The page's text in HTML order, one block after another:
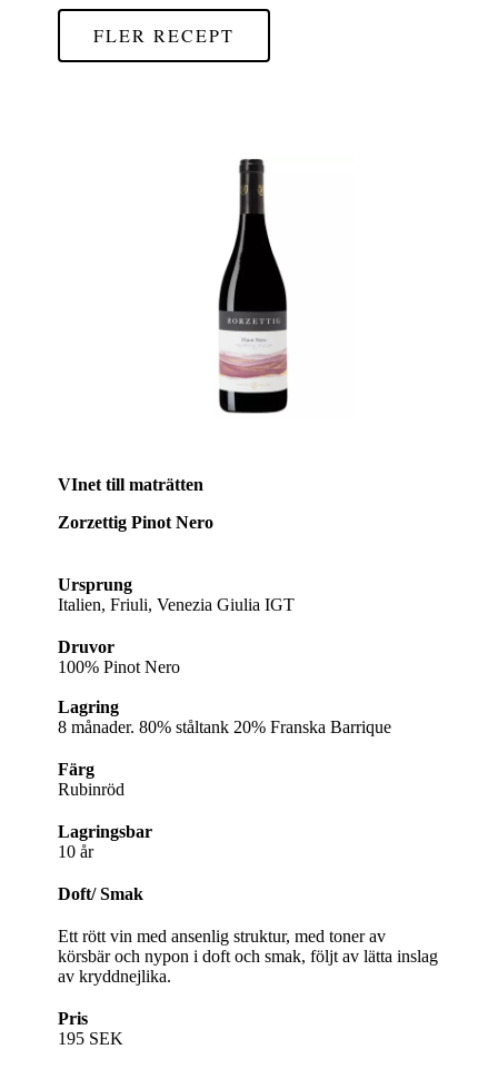
FLER RECEPT
VInet till maträtten
Zorzettig Pinot Nero
Ursprung
Italien, Friuli, Venezia Giulia IGT
Druvor
100% Pinot Nero
Lagring
8 månader. 80% ståltank 20% Franska Barrique
Färg
Rubinröd
Lagringsbar
10 år
Doft/ Smak
Ett rött vin med ansenlig struktur, med toner av
körsbär och nypon i doft och smak, följt av lätta inslag
av kryddnejlika.
Pris
195 SEK